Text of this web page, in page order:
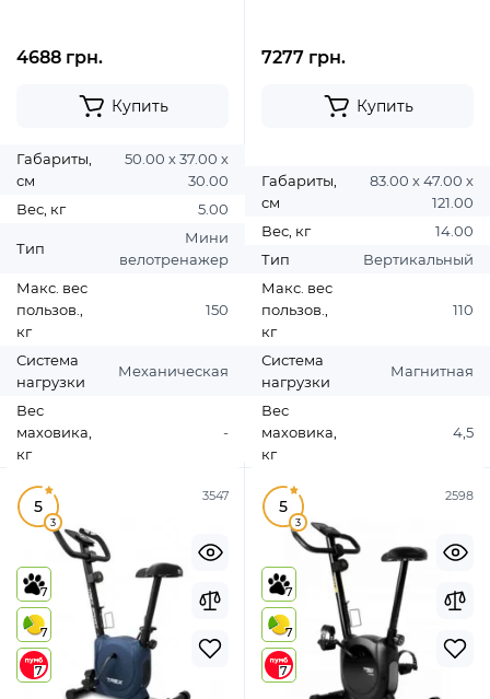
4688 грн.
Купить
Габариты,
см
50.00 х 37.00 х
30.00
Вес, кг
5.00
Тип
Мини
велотренажер
Макс. вес
пользов.,
кг
150
Система
нагрузки
Механическая
Вес
маховика,
кг
-
7277 грн.
Купить
Габариты,
см
83.00 х 47.00 х
121.00
Вес, кг
14.00
Тип
Вертикальный
Макс. вес
пользов.,
кг
110
Система
нагрузки
Магнитная
Вес
маховика,
кг
4,5
3547
5
3
7
7
7
2598
5
3
7
7
7